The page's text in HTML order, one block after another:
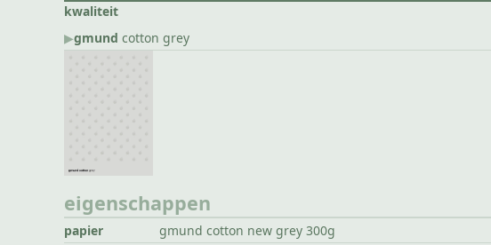
kwaliteit
▶︎gmund cotton grey
eigenschappen
papier
gmund cotton new grey 300g